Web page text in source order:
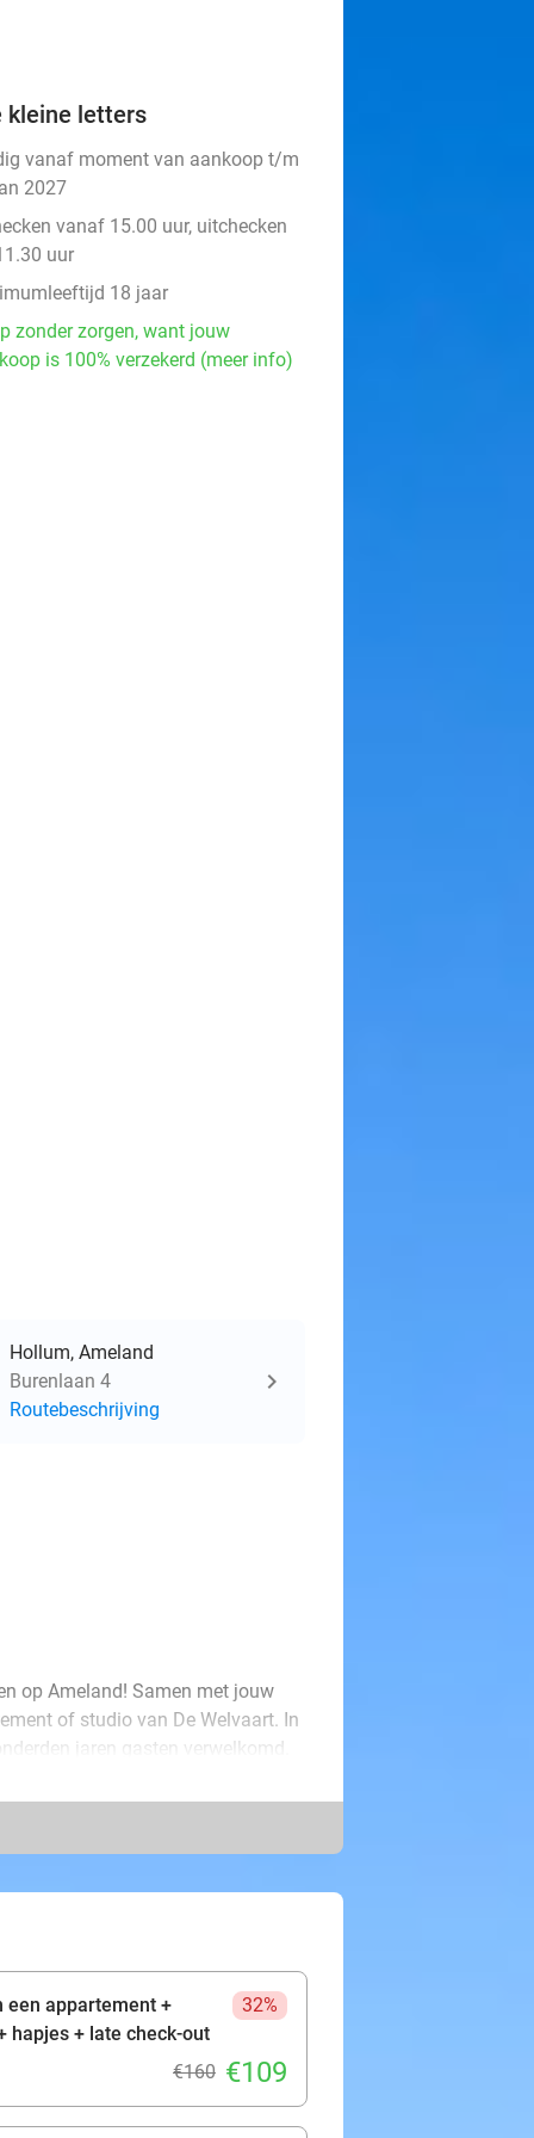
kleine letters
vanaf moment van aankoop t/m
2027
vanaf 15.00 uur, uitchecken
uur
18 jaar
zonder zorgen, want jouw
is 100% verzekerd (meer info)
Hollum, Ameland
Burenlaan 4
Routebeschrijving
op Ameland! Samen met jouw
of studio van De Welvaart. In
jaren gasten verwelkomd.
sfeervolle café van een
om Ameland te
momentje samen!
een appartement +
hapjes + late check-out
32%
€160 €109